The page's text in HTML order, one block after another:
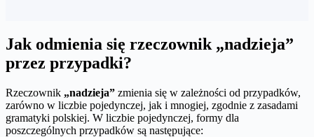
Jak odmienia się rzeczownik „nadzieja”
przez przypadki?
Rzeczownik „nadzieja” zmienia się w zależności od przypadków,
zarówno w liczbie pojedynczej, jak i mnogiej, zgodnie z zasadami
gramatyki polskiej. W liczbie pojedynczej, formy dla
poszczególnych przypadków są następujące: